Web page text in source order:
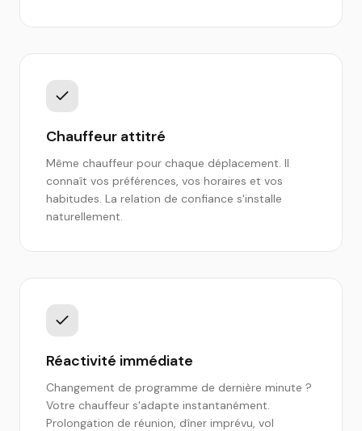
Chauffeur attitré
Même chauffeur pour chaque déplacement. Il
connaît vos préférences, vos horaires et vos
habitudes. La relation de confiance s'installe
naturellement.
Réactivité immédiate
Changement de programme de dernière minute ?
Votre chauffeur s'adapte instantanément.
Prolongation de réunion, dîner imprévu, vol